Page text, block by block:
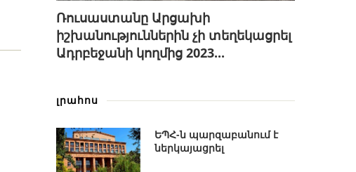
Ռուսաստանը Արցախի
իշխանություններին չի տեղեկացրել
Ադրբեջանի կողմից 2023...
լրահոս
ԵՊՀ-ն պարզաբանում է
ներկայացրել